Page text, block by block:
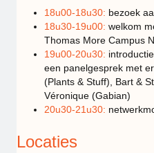
18u00-18u30: bezoek
18u30-19u00: welkom
Thomas More Campus
19u00-20u30:
een panelgesprek met
(Plants & Stuff), Bart &
Véronique (Gabian)
20u30-21u30:
Locaties